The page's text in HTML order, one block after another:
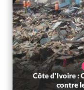
Côte d'Ivoire :
contre